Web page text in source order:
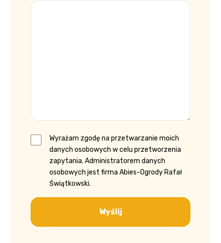
Wyrażam zgodę na przetwarzanie moich
danych osobowych w celu przetworzenia
zapytania. Administratorem danych
osobowych jest firma Abies-Ogrody Rafał
Świątkowski.